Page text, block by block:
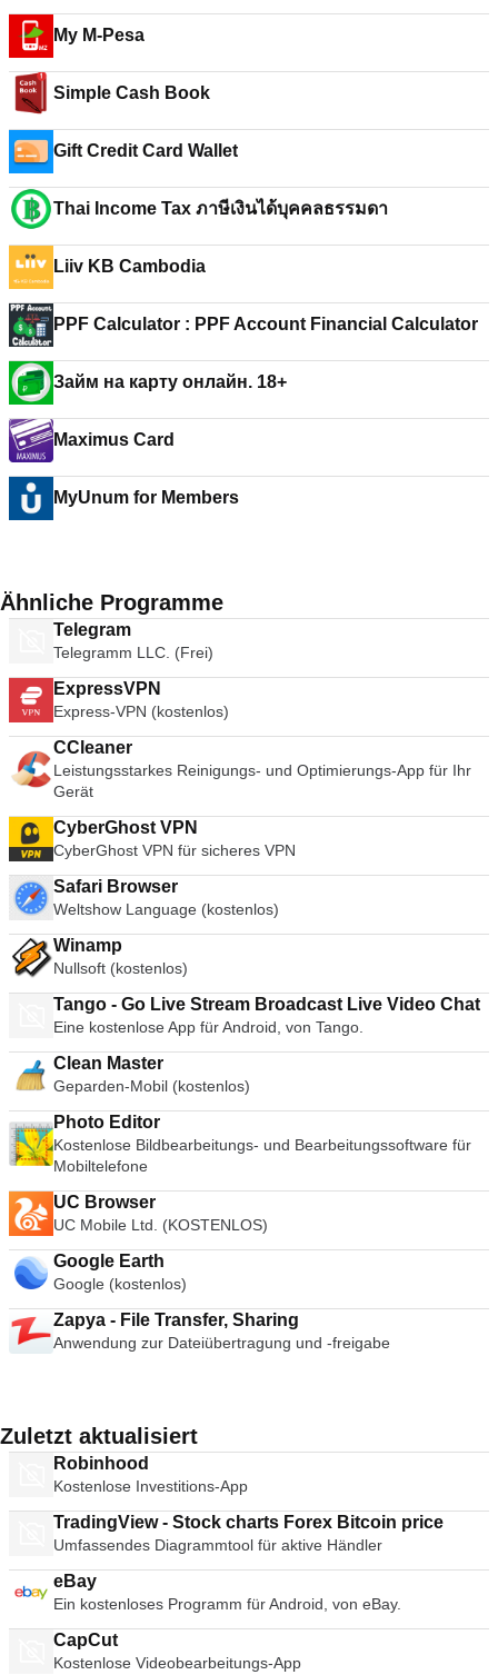
My M-Pesa
Simple Cash Book
Gift Credit Card Wallet
Thai Income Tax ภาษีเงินได้บุคคลธรรมดา
Liiv KB Cambodia
PPF Calculator : PPF Account Financial Calculator
Займ на карту онлайн. 18+
Maximus Card
MyUnum for Members
Ähnliche Programme
Telegram
Telegramm LLC. (Frei)
ExpressVPN
Express-VPN (kostenlos)
CCleaner
Leistungsstarkes Reinigungs- und Optimierungs-App für Ihr
Gerät
CyberGhost VPN
CyberGhost VPN für sicheres VPN
Safari Browser
Weltshow Language (kostenlos)
Winamp
Nullsoft (kostenlos)
Tango - Go Live Stream Broadcast Live Video Chat
Eine kostenlose App für Android, von Tango.
Clean Master
Geparden-Mobil (kostenlos)
Photo Editor
Kostenlose Bildbearbeitungs- und Bearbeitungssoftware für
Mobiltelefone
UC Browser
UC Mobile Ltd. (KOSTENLOS)
Google Earth
Google (kostenlos)
Zapya - File Transfer, Sharing
Anwendung zur Dateiübertragung und -freigabe
Zuletzt aktualisiert
Robinhood
Kostenlose Investitions-App
TradingView - Stock charts Forex Bitcoin price
Umfassendes Diagrammtool für aktive Händler
eBay
Ein kostenloses Programm für Android, von eBay.
CapCut
Kostenlose Videobearbeitungs-App